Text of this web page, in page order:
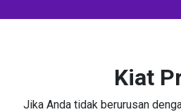
Kiat
Jika Anda tidak berurusan